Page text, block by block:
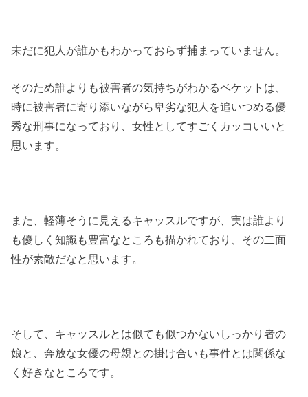
未だに犯人が誰かもわかっておらず捕まっていません。
そのため誰よりも被害者の気持ちがわかるベケットは、
時に被害者に寄り添いながら卑劣な犯人を追いつめる優
秀な刑事になっており、女性としてすごくカッコいいと
思います。
また、軽薄そうに見えるキャッスルですが、実は誰より
も優しく知識も豊富なところも描かれており、その二面
性が素敵だなと思います。
そして、キャッスルとは似ても似つかないしっかり者の
娘と、奔放な女優の母親との掛け合いも事件とは関係な
く好きなところです。